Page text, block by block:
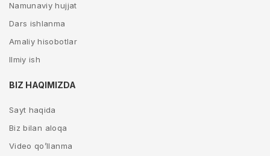
Namunaviy hujjat
Dars ishlanma
Amaliy hisobotlar
Ilmiy ish
BIZ HAQIMIZDA
Sayt haqida
Biz bilan aloqa
Video qo’llanma